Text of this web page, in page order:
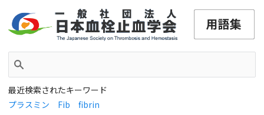
最近検索されたキーワード
プラスミン
Fib fibrin